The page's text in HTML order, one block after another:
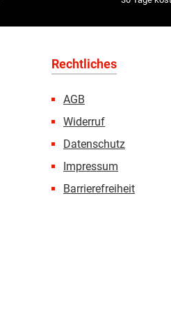
Rechtliches
AGB
Widerruf
Datenschutz
Impressum
Barrierefreiheit